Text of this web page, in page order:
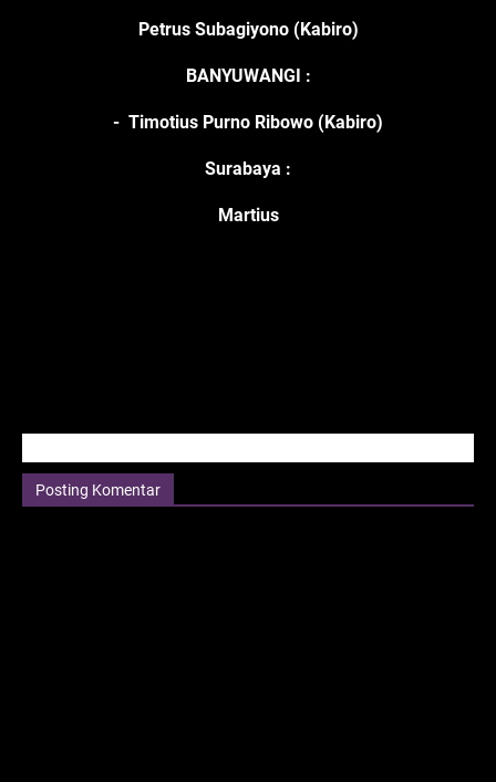
Petrus Subagiyono (Kabiro)
BANYUWANGI :
- Timotius Purno Ribowo (Kabiro)
Surabaya :
Martius
Posting Komentar